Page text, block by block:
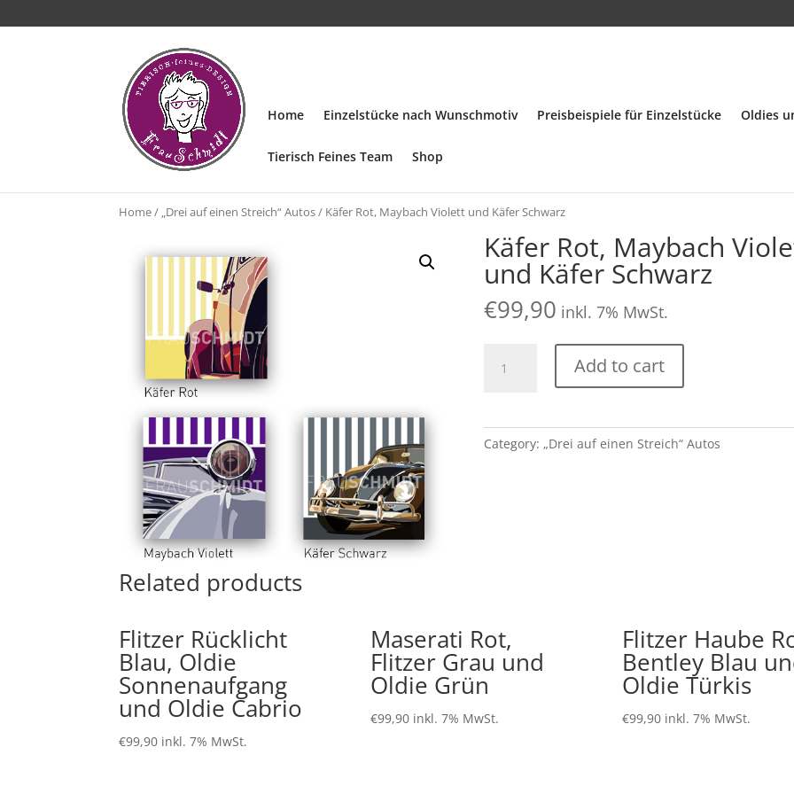
Home Einzelstücke nach Wunschmotiv Preisbeispiele für Einzelstücke Oldies
Tierisch Feines Team Shop
Home/ „Drei auf einen Streich“ Autos/ Käfer Rot, Maybach Violett und Käfer Schwarz
Käfer Rot, Maybach
und Käfer Schwarz
€99,90 inkl. 7% MwSt.
Rot,
Käfer
Add to cart
Category:„Drei auf einen Streich“ Autos
Related products
Flitzer Rücklicht
Blau, Oldie
Sonnenaufgang
und Oldie Cabrio
€99,90 inkl. 7% MwSt.
Maserati Rot,
Flitzer Grau und
Oldie Grün
€99,90 inkl. 7% MwSt.
Flitzer Haube
Bentley Blau
Oldie Türkis
€99,90 inkl. 7% MwSt.